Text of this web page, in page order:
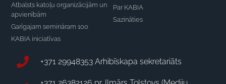
Atbalsts katoļu organizācijām un
apvienībām
Garīgajam semināram 100
KABIA iniciatīvas
Par KABIA
Sazināties
+371 29948353 Arhibīskapa sekretariāts